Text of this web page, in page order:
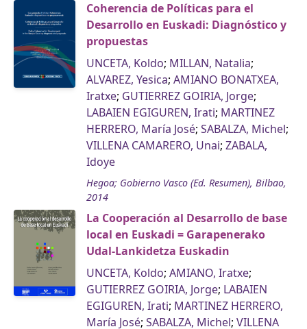
Coherencia de Políticas para el
Desarrollo en Euskadi: Diagnóstico y
propuestas
UNCETA, Koldo; MILLAN, Natalia;
ALVAREZ, Yesica; AMIANO BONATXEA,
Iratxe; GUTIERREZ GOIRIA, Jorge;
LABAIEN EGIGUREN, Irati; MARTINEZ
HERRERO, María José; SABALZA, Michel;
VILLENA CAMARERO, Unai; ZABALA,
Idoye
Hegoa; Gobierno Vasco (Ed. Resumen), Bilbao,
2014
La Cooperación al Desarrollo de base
local en Euskadi = Garapenerako
Udal-Lankidetza Euskadin
UNCETA, Koldo; AMIANO, Iratxe;
GUTIERREZ GOIRIA, Jorge; LABAIEN
EGIGUREN, Irati; MARTINEZ HERRERO,
María José; SABALZA, Michel; VILLENA